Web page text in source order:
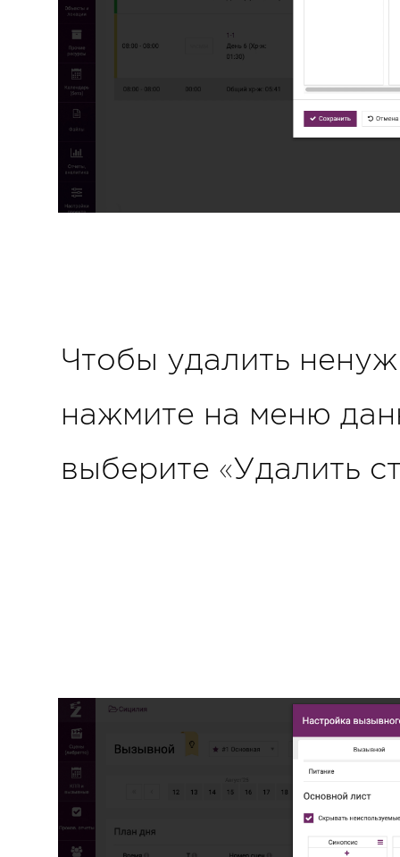
Чтобы удалить
нажмите на меню
выберите «Удалить